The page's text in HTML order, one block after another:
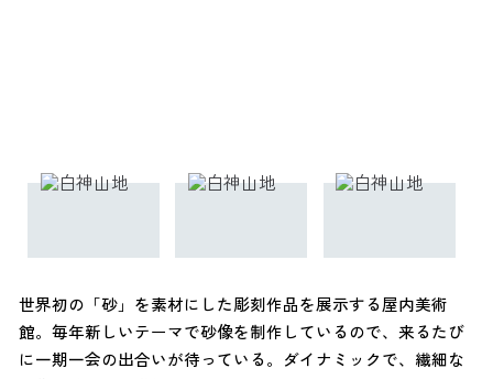
世界初の「砂」を素材にした彫刻作品を展示する屋内美術
館。毎年新しいテーマで砂像を制作しているので、来るたび
に一期一会の出合いが待っている。ダイナミックで、繊細な